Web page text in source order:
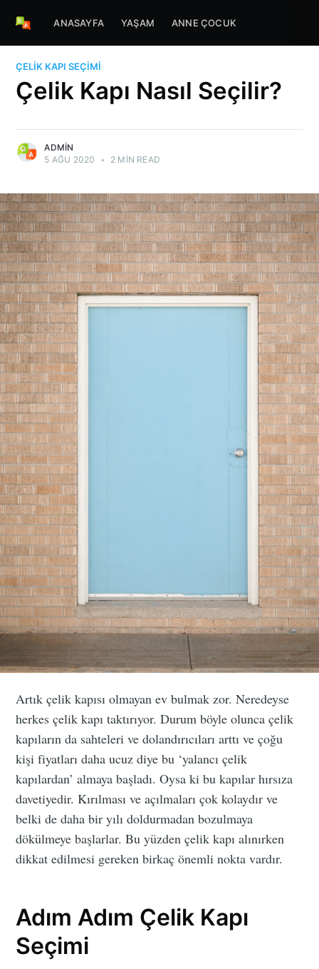
ANASAYFA YAŞAM ANNE ÇOCUK
ÇELIK KAPI SEÇIMI
Çelik Kapı Nasıl Seçilir?
ADMIN
5 AĞU 2020
• 2 MIN READ
Artık çelik kapısı olmayan ev bulmak zor. Neredeyse
herkes çelik kapı taktırıyor. Durum böyle olunca çelik
kapıların da sahteleri ve dolandırıcıları arttı ve çoğu
kişi fiyatları daha ucuz diye bu ‘yalancı çelik
kapılardan’ almaya başladı. Oysa ki bu kapılar hırsıza
davetiyedir. Kırılması ve açılmaları çok kolaydır ve
belki de daha bir yılı doldurmadan bozulmaya
dökülmeye başlarlar. Bu yüzden çelik kapı alınırken
dikkat edilmesi gereken birkaç önemli nokta vardır.
Adım Adım Çelik Kapı
Seçimi